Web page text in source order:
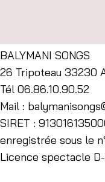
BALYMANI SONGS
26 Tripoteau 33230
Tél 06.86.10.90.52
Mail :
SIRET :
enregistrée sous le
Licence spectacle